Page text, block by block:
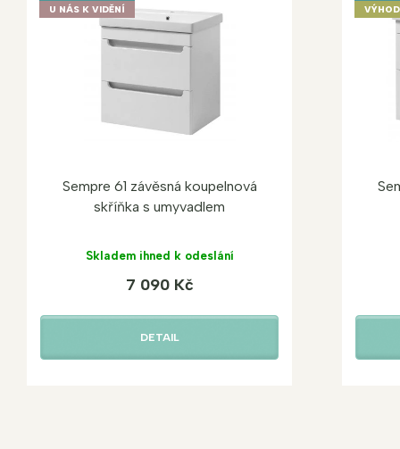
U NÁS K VIDĚNÍ
Sempre 61 závěsná koupelnová
skříňka s umyvadlem
Skladem ihned k odeslání
7 090 Kč
DETAIL